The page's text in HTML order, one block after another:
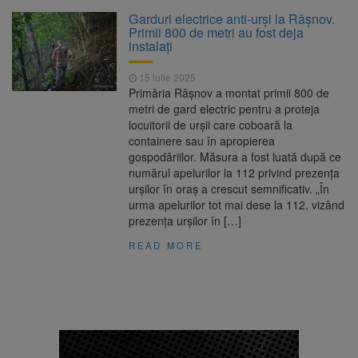
în unele benzinării
5 august 2026
Ce avere declară Mirabela
Grădinaru, partenera președintelui Nicușor
Dan: terenuri, cote din locuințe și două
Blocaj pentru 500 de milioane
de euro? Pîslaru acuză PSD după
suspendarea unei hotărâri de Guvern
Legea integrității, adoptată
de Senat cu amendamentele PSD și AUR.
Proiectul merge la promulgare
Garduri electrice anti-urși la Râșnov.
Primii 800 de metri au fost deja
instalați
15 iulie 2025
Primăria Râșnov a montat primii 800 de
metri de gard electric pentru a proteja
locuitorii de urșii care coboară la
containere sau în apropierea
gospodăriilor. Măsura a fost luată după ce
numărul apelurilor la 112 privind prezența
urșilor în oraș a crescut semnificativ. „În
urma apelurilor tot mai dese la 112, vizând
prezența urșilor în […]
READ MORE